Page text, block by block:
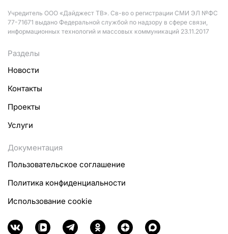
Учредитель ООО «Дайджест ТВ». Св-во о регистрации СМИ ЭЛ №ФС
77-71671 выдано Федеральной службой по надзору в сфере связи,
информационных технологий и массовых коммуникаций 23.11.2017
Разделы
Новости
Контакты
Проекты
Услуги
Документация
Пользовательское соглашение
Политика конфиденциальности
Использование cookie